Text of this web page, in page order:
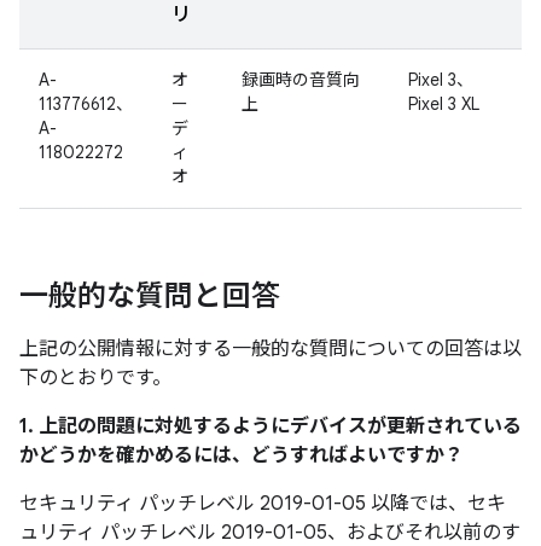
リ
A-
113776612、
A-
118022272
オ
ー
デ
ィ
オ
録画時の音質向
上
Pixel 3、
Pixel 3 XL
一般的な質問と回答
上記の公開情報に対する一般的な質問についての回答は以
下のとおりです。
1. 上記の問題に対処するようにデバイスが更新されている
かどうかを確かめるには、どうすればよいですか？
セキュリティ パッチレベル 2019-01-05 以降では、セキ
ュリティ パッチレベル 2019-01-05、およびそれ以前のす